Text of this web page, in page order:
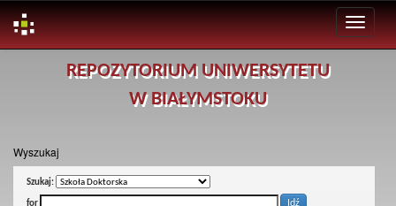
REPOZYTORIUM UNIWERSYTETU
W BIAŁYMSTOKU
Wyszukaj
Szukaj:
for